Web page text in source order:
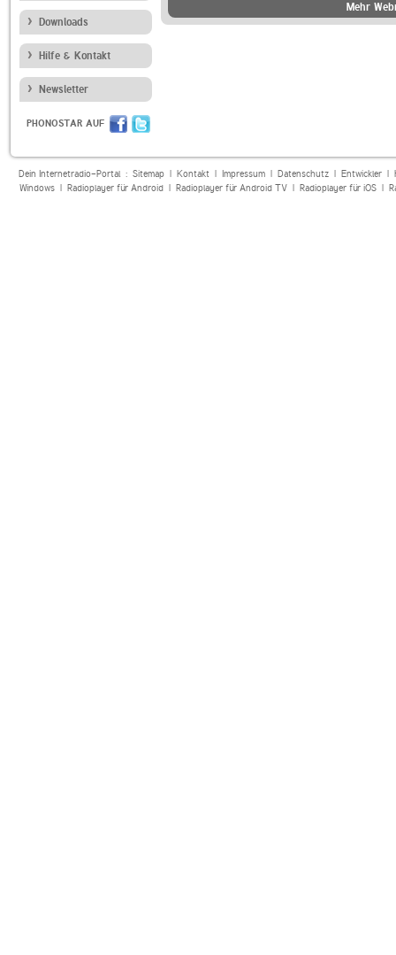
Downloads
Hilfe & Kontakt
Newsletter
PHONOSTAR AUF
Mehr
Dein Internetradio-Portal : Sitemap| Kontakt| Impressum| Datenschutz| Entwickler|
Windows| Radioplayer für Android| Radioplayer für Android TV| Radioplayer für iOS|